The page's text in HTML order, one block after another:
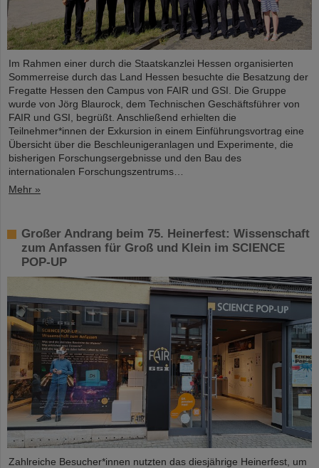
Im Rahmen einer durch die Staatskanzlei Hessen organisierten
Sommerreise durch das Land Hessen besuchte die Besatzung der
Fregatte Hessen den Campus von FAIR und GSI. Die Gruppe
wurde von Jörg Blaurock, dem Technischen Geschäftsführer von
FAIR und GSI, begrüßt. Anschließend erhielten die
Teilnehmer*innen der Exkursion in einem Einführungsvortrag eine
Übersicht über die Beschleunigeranlagen und Experimente, die
bisherigen Forschungsergebnisse und den Bau des
internationalen Forschungszentrums…
Mehr »
Großer Andrang beim 75. Heinerfest: Wissenschaft
zum Anfassen für Groß und Klein im SCIENCE
POP-UP
Zahlreiche Besucher*innen nutzten das diesjährige Heinerfest, um